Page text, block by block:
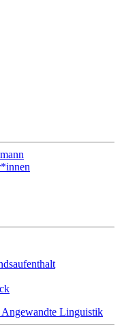
Linguistik